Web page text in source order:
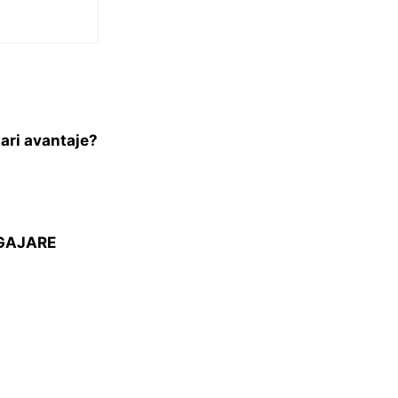
avantaje?